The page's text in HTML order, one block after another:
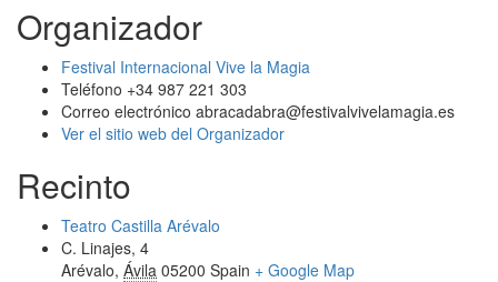
Organizador
Festival Internacional Vive la Magia
Teléfono +34 987 221 303
Correo electrónico abracadabra@festivalvivelamagia.es
Ver el sitio web del Organizador
Recinto
Teatro Castilla Arévalo
C. Linajes, 4
Arévalo, Ávila 05200 Spain + Google Map